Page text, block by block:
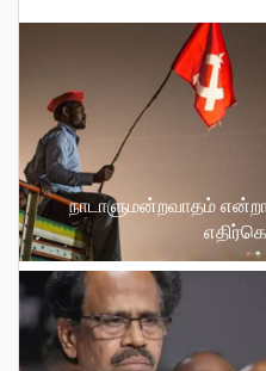
நாடாளுமன்றவாதம்